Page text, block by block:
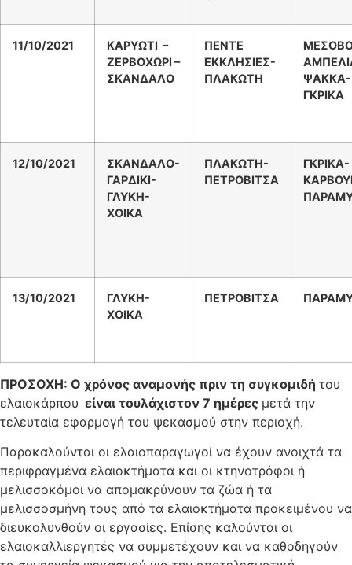
11/10/2021
ΚΑΡΥΩΤΙ –
ΖΕΡΒΟΧΩΡΙ –
ΣΚΑΝΔΑΛΟ
ΠΕΝΤΕ
ΕΚΚΛΗΣΙΕΣ-
ΠΛΑΚΩΤΗ
ΨΑΚΚΑ-
ΓΚΡΙΚΑ
12/10/2021
ΣΚΑΝΔΑΛΟ-
ΓΑΡΔΙΚΙ-
ΓΛΥΚΗ-
ΧΟΙΚΑ
ΠΛΑΚΩΤΗ-
ΠΕΤΡΟΒΙΤΣΑ
ΓΚΡΙΚΑ-
13/10/2021
ΓΛΥΚΗ-
ΧΟΙΚΑ
ΠΕΤΡΟΒΙΤΣΑ
ΠΡΟΣΟΧΗ: O χρόνος αναμονής πριν τη συγκομιδή του
ελαιοκάρπου είναι τουλάχιστον 7 ημέρες μετά την
τελευταία εφαρμογή του ψεκασμού στην περιοχή.
Παρακαλούνται οι ελαιοπαραγωγοί να έχουν ανοιχτά τα
περιφραγμένα ελαιοκτήματα και οι κτηνοτρόφοι ή
μελισσοκόμοι να απομακρύνουν τα ζώα ή τα
μελισσοσμήνη τους από τα ελαιοκτήματα προκειμένου να
διευκολυνθούν οι εργασίες. Επίσης καλούνται οι
ελαιοκαλλιεργητές να συμμετέχουν και να καθοδηγούν